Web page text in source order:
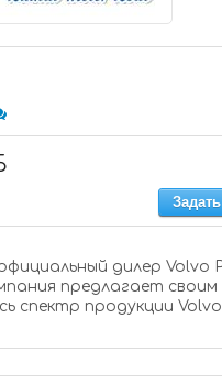
дилер Volvo
предлагает своим
спектр продукции Volvo